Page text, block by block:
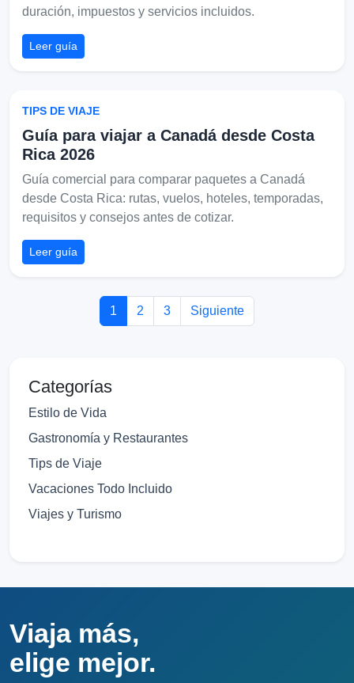
duración, impuestos y servicios incluidos.
Leer guía
TIPS DE VIAJE
Guía para viajar a Canadá desde Costa
Rica 2026
Guía comercial para comparar paquetes a Canadá
desde Costa Rica: rutas, vuelos, hoteles, temporadas,
requisitos y consejos antes de cotizar.
Leer guía
1 2 3 Siguiente
Categorías
Estilo de Vida
Gastronomía y Restaurantes
Tips de Viaje
Vacaciones Todo Incluido
Viajes y Turismo
Viaja más,
elige mejor.